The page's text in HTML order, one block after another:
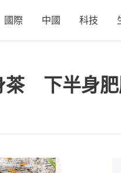
國際 中國 科技
茶 下半身